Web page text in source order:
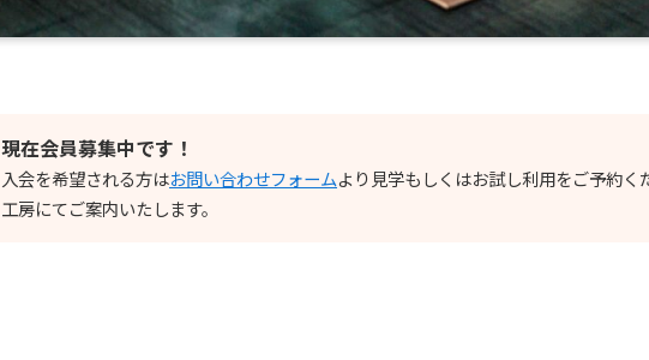
現在会員募集中です！
入会を希望される方はお問い合わせフォームより見学もしくはお試し利用をご予約く
工房にてご案内いたします。